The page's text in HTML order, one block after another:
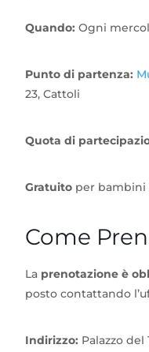
Quando: Ogni
Punto di partenza:
23, Cattoli
Quota di
Gratuito per bambini
Come
La prenotazione è
posto contattando
Indirizzo: Palazzo del